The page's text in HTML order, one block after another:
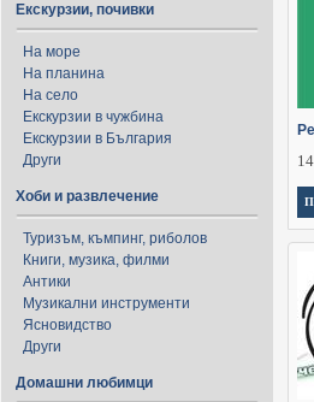
Екскурзии, почивки
На море
На планина
На село
Екскурзии в чужбина
Екскурзии в България
Други
Хоби и развлечение
Туризъм, къмпинг, риболов
Книги, музика, филми
Антики
Музикални инструменти
Ясновидство
Други
Домашни любимци